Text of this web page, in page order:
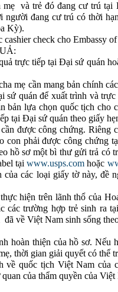
mẹ và trẻ đó đang cư trú
đang cư trú có thời
Kỳ).
check cho Embassy
trực tiếp tại Đại sứ quán
mẹ cần mang bản chính
quán để xuất trình và
bản lựa chọn quốc tịch cho
tại Đại sứ quán theo giấy
được công chứng. Riêng
con phải được công chứng
hồ sơ một bì thư gửi trả có
tạiwww.usps.com hoặc
các loại giấy tờ này, đề
hiện trên lãnh thổ của
các trường hợp trẻ sinh ra
về Việt Nam sinh sống
hoàn thiện của hồ sơ. Nếu
thời gian giải quyết có thể
về quốc tịch Việt Nam của
của thẩm quyền của Việt